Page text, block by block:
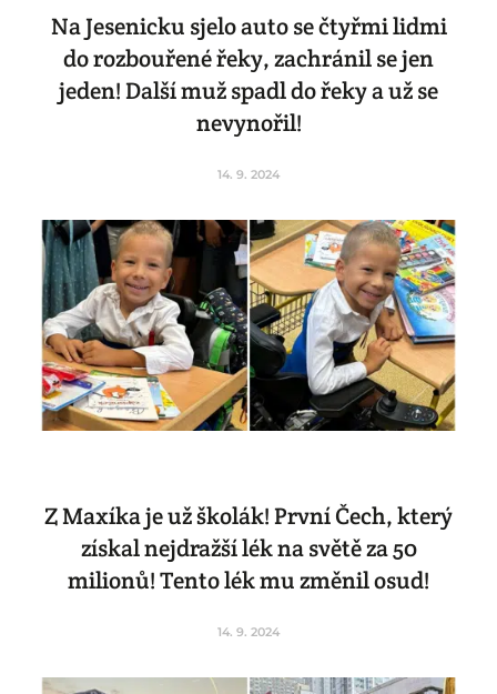
Na Jesenicku sjelo auto se čtyřmi lidmi
do rozbouřené řeky, zachránil se jen
jeden! Další muž spadl do řeky a už se
nevynořil!
14. 9. 2024
Z Maxíka je už školák! První Čech, který
získal nejdražší lék na světě za 50
milionů! Tento lék mu změnil osud!
14. 9. 2024